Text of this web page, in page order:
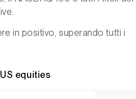
in positivo, superando tutti i
equities